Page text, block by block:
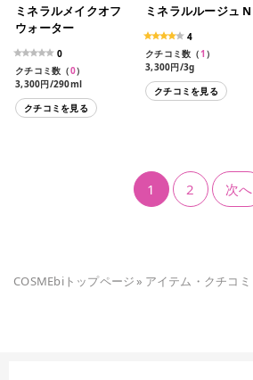
ミネラルメイクオフ
ウォーター
0
クチコミ数（0）
3,300円/290ml
クチコミを見る
ミネラルルージュ N
4
クチコミ数（1 ）
3,300円/3g
クチコミを見る
1 2 次へ
COSMEbiトップページ» アイテム・クチコミ